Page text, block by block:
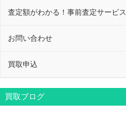
査定額がわかる！事前査定サービス
お問い合わせ
買取申込
買取ブログ